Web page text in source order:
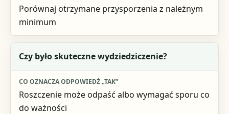
Porównaj otrzymane przysporzenia z należnym
minimum
Czy było skuteczne wydziedziczenie?
Roszczenie może odpaść albo wymagać sporu co
do ważności